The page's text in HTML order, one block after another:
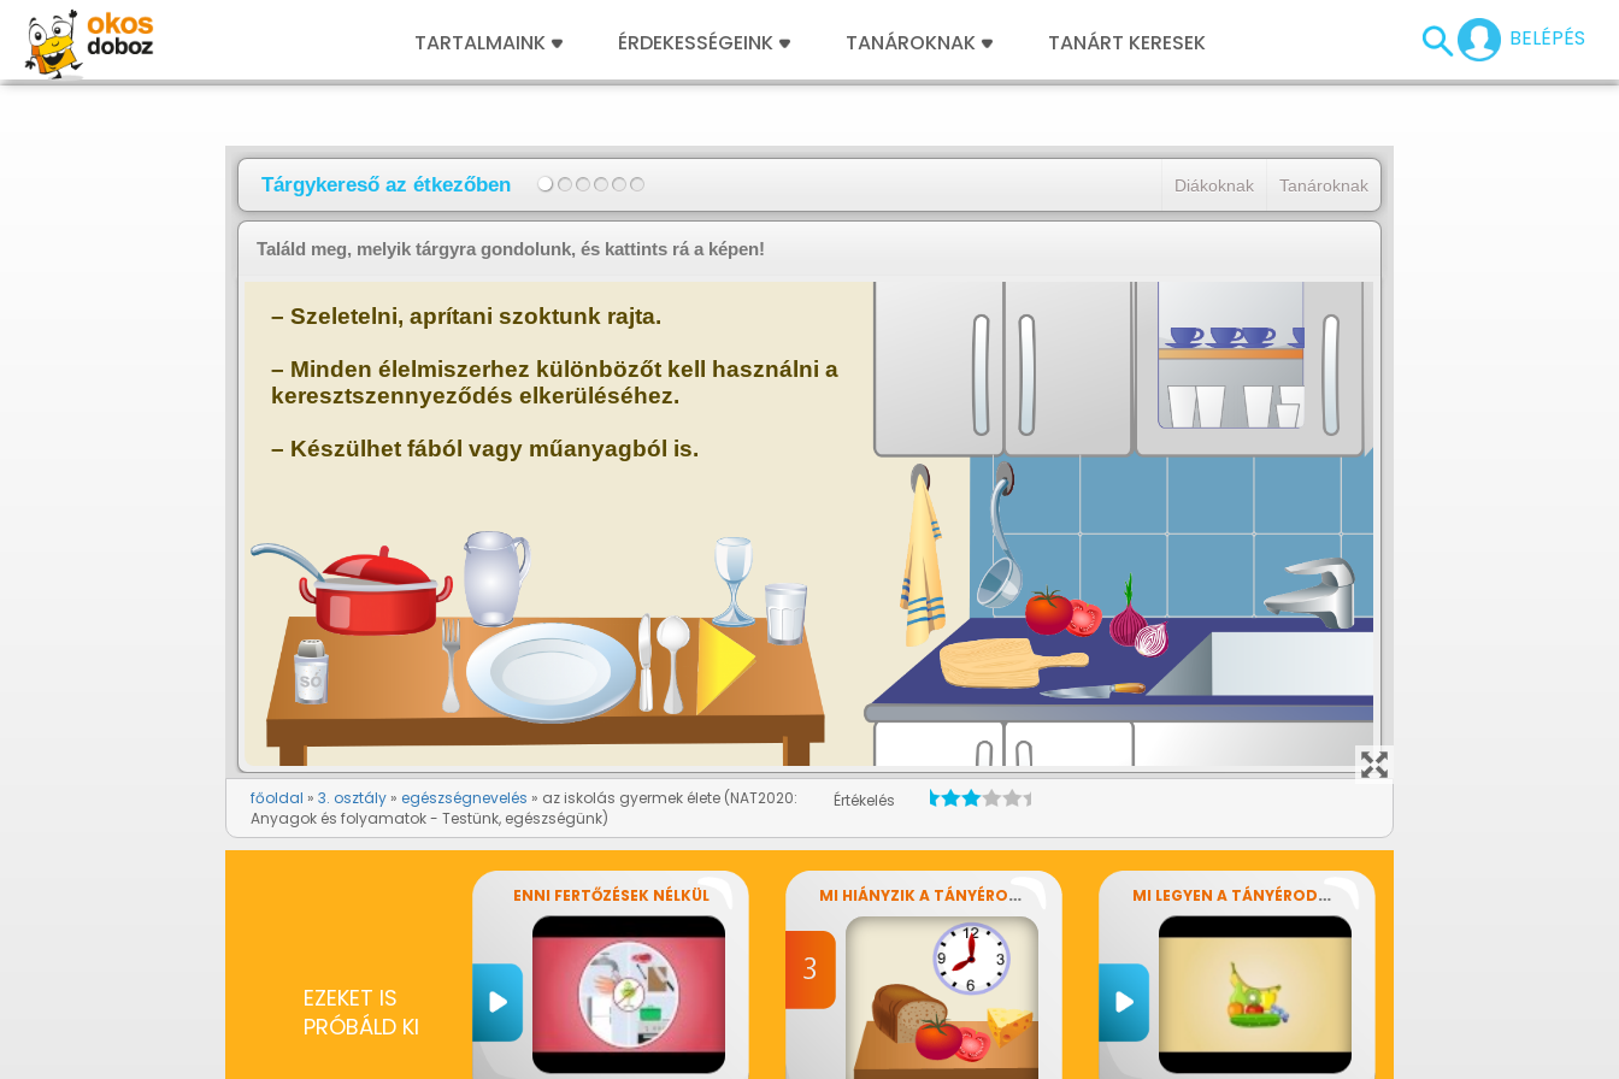
BELÉPÉS
TARTALMAINK ÉRDEKESSÉGEINK TANÁROKNAK TANÁRT KERESEK
főoldal 3. osztály egészségnevelés
az iskolás gyermek élete (NAT2020:
Anyagok és folyamatok - Testünk, egészségünk)
Értékelés
EZEKET IS
PRÓBÁLD KI
ENNI FERTŐZÉSEK NÉLKÜL MI HIÁNYZIK A TÁNYÉRODRÓL? MI LEGYEN A TÁNYÉRODON?